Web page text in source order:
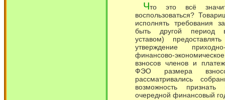
Что это всё
воспользоваться?
исполнять требования
быть другой период
уставом)
утверждение
финансово-
взносов членов и
ФЭО размера
рассматривались
возможность
очередной финансовый